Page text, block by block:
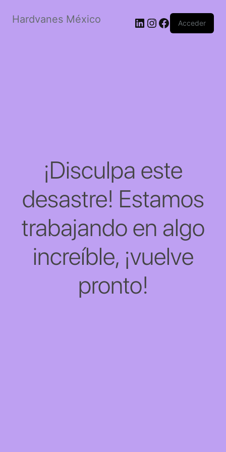
Hardvanes México LinkedIn
Instagram
Facebook
Acceder
¡Disculpa este
desastre! Estamos
trabajando en algo
increíble, ¡vuelve
pronto!